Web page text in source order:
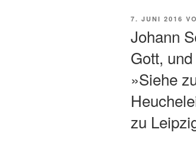
7. JUNI 2016
Johann
Gott,
»Siehe
zu